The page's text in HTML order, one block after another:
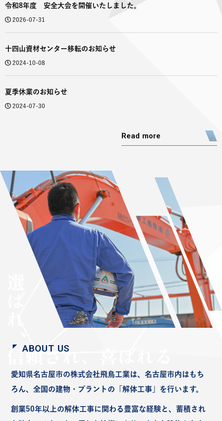
令和8年度 安全大会を開催いたしました。
2026-07-31
十四山資材センター移転のお知らせ
2024-10-08
夏季休業のお知らせ
2024-07-30
Read more
ABOUT US
愛知県名古屋市の株式会社飛鳥工業は、名古屋市内はもち
ろん、全国の建物・プラントの「解体工事」を行います。
創業50年以上の解体工事に関わる豊富な経験と、蓄積され